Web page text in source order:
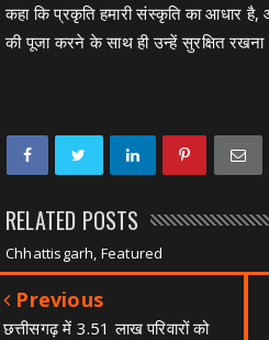
कहा कि प्रकृति हमारी संस्कृति का आधार है,
की पूजा करने के साथ ही उन्हें सुरक्षित रखना
RELATED POSTS
Chhattisgarh, Featured
Previous
छत्तीसगढ़ में 3.51 लाख परिवारों को